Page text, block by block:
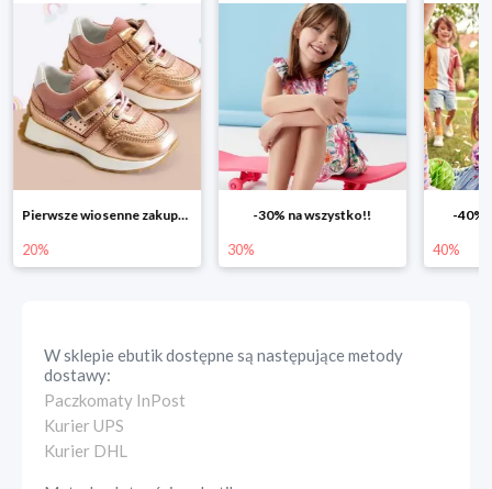
-30% na wszystko!!
30%
-40% na drugą sztukę
40% 25%
W sklepieebutikdostępne są następujące metody
dostawy:
Paczkomaty InPost
Kurier UPS
Kurier DHL